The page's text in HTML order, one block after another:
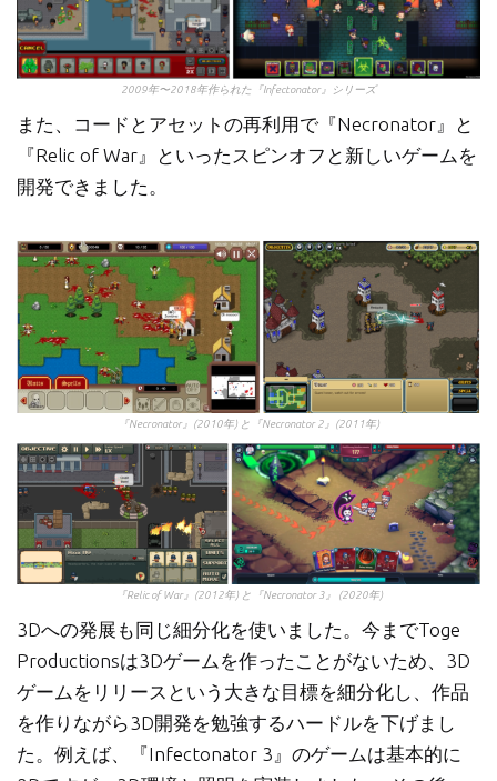
2009年〜2018年作られた『Infectonator』シリーズ
また、コードとアセットの再利用で『Necronator』と
『Relic of War』といったスピンオフと新しいゲームを
開発できました。
『Necronator』(2010年) と『Necronator 2』(2011年)
『Relic of War』(2012年) と『Necronator 3』 (2020年)
3Dへの発展も同じ細分化を使いました。今までToge
Productionsは3Dゲームを作ったことがないため、3D
ゲームをリリースという大きな目標を細分化し、作品
を作りながら3D開発を勉強するハードルを下げまし
た。例えば、『Infectonator 3』のゲームは基本的に